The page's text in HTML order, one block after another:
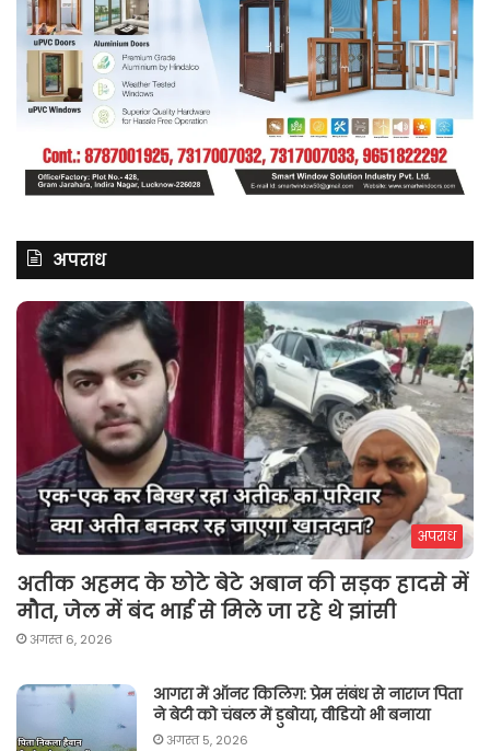
अपराध
अपराध
अतीक अहमद के छोटे बेटे अबान की सड़क हादसे में
मौत, जेल में बंद भाई से मिले जा रहे थे झांसी
अगस्त 6, 2026
आगरा में ऑनर किलिग़: प्रेम संबंध से नाराज पिता
ने बेटी को चंबल में डुबोया, वीडियो भी बनाया
अगस्त 5, 2026